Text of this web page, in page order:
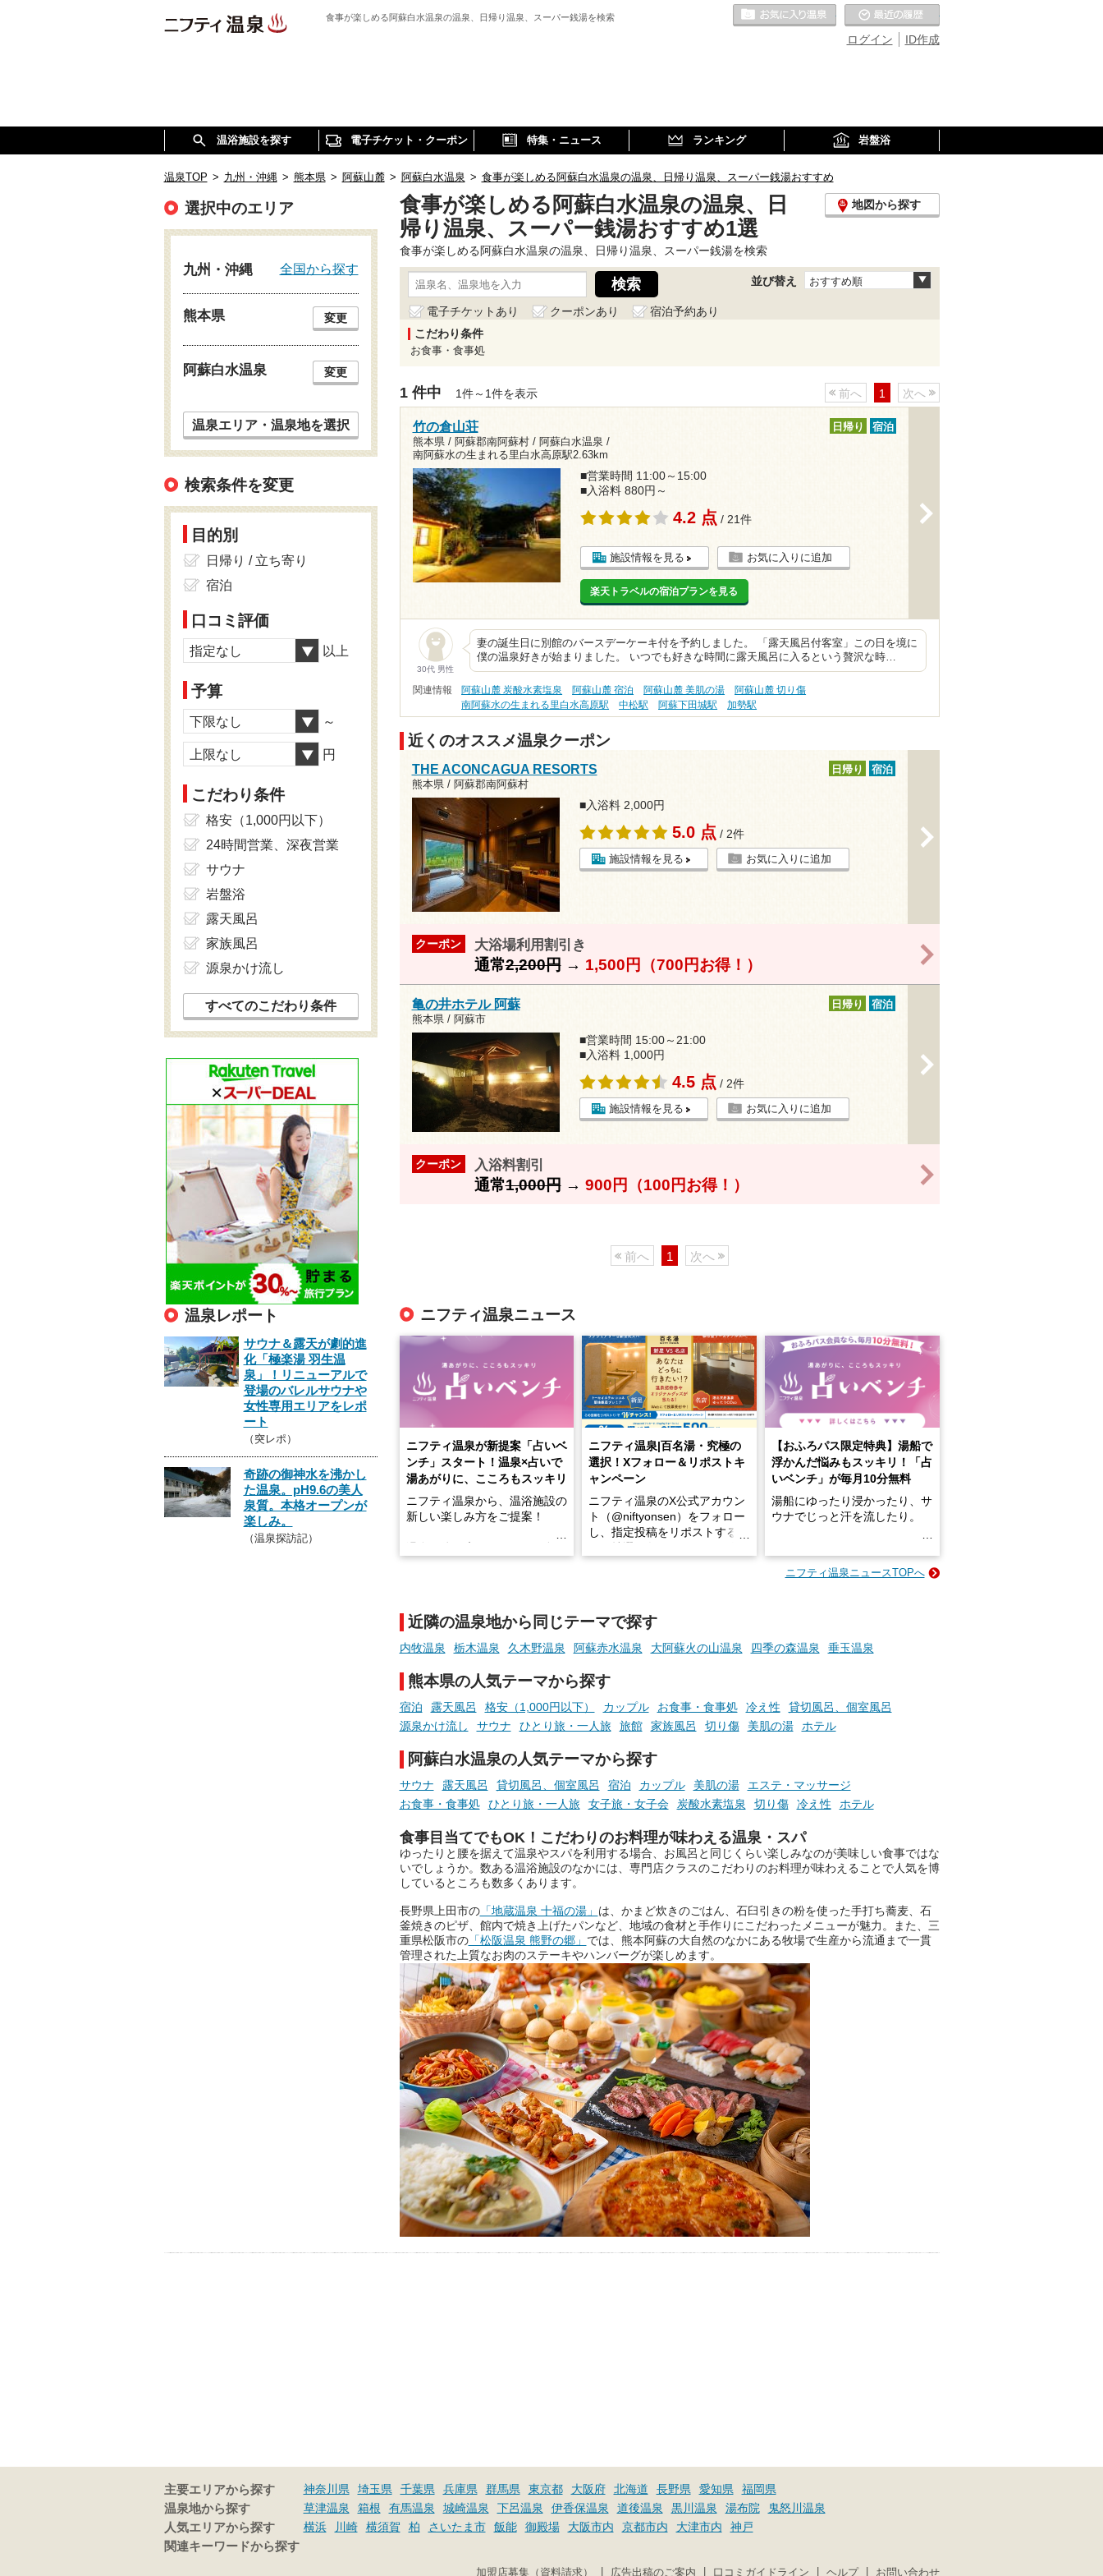
食事が楽しめる阿蘇白水温泉の温泉、日帰り温泉、スーパー銭湯を検索
ID作成
ログイン
お気に入りの温泉
温浴施設を探す 電子チケット・クーポン 特集・ニュース ランキング 岩盤浴
温泉TOP > 九州・沖縄 > 熊本県 > 阿蘇山麓 > 阿蘇白水温泉 > 食事が楽しめる阿蘇白水温泉の温泉、日帰り温泉、スーパー銭湯おすすめ
食事が楽しめる阿蘇白水温泉の温泉、日
帰り温泉、スーパー銭湯おすすめ1選
地図から探す
食事が楽しめる阿蘇白水温泉の温泉、日帰り温泉、スーパー銭湯を検索
並び替え おすすめ順
電子チケットあり クーポンあり
宿泊予約あり
こだわり条件
お食事・食事処
1 件中 1件～1件を表示 前へ 1 次へ
竹の倉山荘
熊本県 / 阿蘇郡南阿蘇村 / 阿蘇白水温泉 /
南阿蘇水の生まれる里白水高原駅2.63km
日帰り 宿泊
■営業時間 11:00～15:00
■入浴料 880円～
4.2 点 / 21件
施設情報を見る お気に入りに追加
楽天トラベルの宿泊プランを見る
30代 男性
妻の誕生日に別館のバースデーケーキ付を予約しました。 「露天風呂付客室」この日を境に
僕の温泉好きが始まりました。 いつでも好きな時間に露天風呂に入るという贅沢な時…
関連情報 阿蘇山麓 炭酸水素塩泉 阿蘇山麓 宿泊 阿蘇山麓 美肌の湯
阿蘇山麓 切り傷
南阿蘇水の生まれる里白水高原駅
中松駅 阿蘇下田城駅 加勢駅
近くのオススメ温泉クーポン
THE ACONCAGUA RESORTS
熊本県 / 阿蘇郡南阿蘇村
日帰り 宿泊
■入浴料 2,000円
5.0 点 / 2件
施設情報を見る お気に入りに追加
クーポン 大浴場利用割引き
通常2,200円→ 1,500円（700円お得！）
亀の井ホテル 阿蘇
熊本県 / 阿蘇市
日帰り 宿泊
■営業時間 15:00～21:00
■入浴料 1,000円
4.5 点 / 2件
施設情報を見る お気に入りに追加
クーポン 入浴料割引
通常1,000円→ 900円（100円お得！）
前へ 1 次へ
ニフティ温泉ニュース
ニフティ温泉が新提案「占いベ
ンチ」スタート！温泉×占いで
湯あがりに、こころもスッキリ
ニフティ温泉から、温浴施設の
新しい楽しみ方をご提案！
手相やタロットなど気軽に楽し
める占いで、“ととのう”おふろ
時間を、もっと特別に。
ニフティ温泉|百名湯・究極の
選択！Xフォロー＆リポストキ
ャンペーン
ニフティ温泉のX公式アカウン
ト（@niftyonsen）をフォロー
し、指定投稿をリポストする
【おふろパス限定特典】湯船で
浮かんだ悩みもスッキリ！「占
いベンチ」が毎月10分無料
湯船にゆったり浸かったり、サ
ウナでじっと汗を流したり。
そんな「一人でぼんやり過ごす
でくることはありませんか？
お風呂でリラックスしているか
らこそ向き合える、大切な自分
の本音。
りの温まった心のまま相談でき
たら素敵ですよね。
ニフティ温泉の「占いベンチ」
は、そんなあなたの心のつぶや
とができるサービスです。
おふろパス会員様なら、この特
別なひとときを「毎月10分無
料」でご利用いただけます。
お湯で体がほぐれたら、次は占
い師さんとお話しして、心もほ
ぐしてみませんか？
ニフティ温泉ニュースTOPへ
近隣の温泉地から同じテーマで探す
内牧温泉 栃木温泉 久木野温泉 阿蘇赤水温泉 大阿蘇火の山温泉 四季の森温泉 垂玉温泉
熊本県の人気テーマから探す
宿泊 露天風呂 格安（1,000円以下） カップル お食事・食事処 冷え性
貸切風呂、個室風呂
源泉かけ流し
サウナ ひとり旅・一人旅 旅館 家族風呂 切り傷 美肌の湯 ホテル
阿蘇白水温泉の人気テーマから探す
サウナ 露天風呂 貸切風呂、個室風呂 宿泊 カップル 美肌の湯
エステ・マッサージ
お食事・食事処
ひとり旅・一人旅 女子旅・女子会 炭酸水素塩泉 切り傷 冷え性 ホテル
食事目当てでもOK！こだわりのお料理が味わえる温泉・スパ
ゆったりと腰を据えて温泉やスパを利用する場合、お風呂と同じくらい楽しみなのが美味しい食事ではな
いでしょうか。数ある温浴施設のなかには、専門店クラスのこだわりのお料理が味わえることで人気を博
しているところも数多くあります。
長野県上田市の「地蔵温泉 十福の湯」 は、かまど炊きのごはん、石臼引きの粉を使った手打ち蕎麦、石
釜焼きのピザ、館内で焼き上げたパンなど、地域の食材と手作りにこだわったメニューが魅力。また、三
重県松阪市の「松阪温泉 熊野の郷」 では、熊本阿蘇の大自然のなかにある牧場で生産から流通まで一貫
管理された上質なお肉のステーキやハンバーグが楽しめます。
選択中のエリア
九州・沖縄 全国から探す
熊本県 変更
阿蘇白水温泉 変更
温泉エリア・温泉地を選択
検索条件を変更
目的別
日帰り / 立ち寄り
宿泊
口コミ評価
指定なし 以上
予算
下限なし ～
上限なし 円
こだわり条件
格安（1,000円以下）
24時間営業、深夜営業
サウナ
岩盤浴
露天風呂
家族風呂
源泉かけ流し
すべてのこだわり条件
温泉レポート
サウナ＆露天が劇的進
化「極楽湯 羽生温
泉」！リニューアルで
登場のバレルサウナや
女性専用エリアをレポ
ート
（突レポ）
奇跡の御神水を沸かし
た温泉。pH9.6の美人
泉質。本格オープンが
楽しみ。
（温泉探訪記）
主要エリアから探す 神奈川県 埼玉県 千葉県 兵庫県 群馬県 東京都 大阪府 北海道 長野県 愛知県
福岡県
温泉地から探す
草津温泉 箱根 有馬温泉 城崎温泉 下呂温泉 伊香保温泉 道後温泉 黒川温泉 湯布院
鬼怒川温泉
人気エリアから探す
横浜 川崎 横須賀 柏 さいたま市 飯能 御殿場 大阪市内 京都市内 大津市内
神戸
関連キーワードから探す
お問い合わせ
ヘルプ
口コミガイドライン
広告出稿のご案内
加盟店募集（資料請求）